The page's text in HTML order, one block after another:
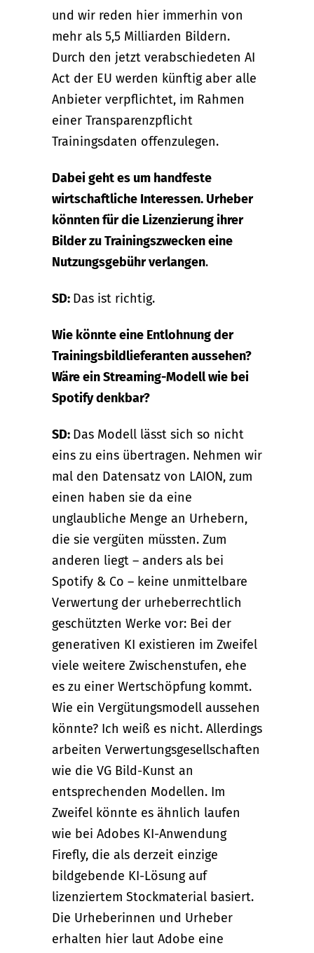
und wir reden hier immerhin von
mehr als 5,5 Milliarden Bildern.
Durch den jetzt verabschiedeten AI
Act der EU werden künftig aber alle
Anbieter verpflichtet, im Rahmen
einer Transparenzpflicht
Trainingsdaten offenzulegen.
Dabei geht es um handfeste
wirtschaftliche Interessen. Urheber
könnten für die Lizenzierung ihrer
Bilder zu Trainingszwecken eine
Nutzungsgebühr verlangen.
SD: Das ist richtig.
Wie könnte eine Entlohnung der
Trainingsbildlieferanten aussehen?
Wäre ein Streaming-Modell wie bei
Spotify denkbar?
SD: Das Modell lässt sich so nicht
eins zu eins übertragen. Nehmen wir
mal den Datensatz von LAION, zum
einen haben sie da eine
unglaubliche Menge an Urhebern,
die sie vergüten müssten. Zum
anderen liegt – anders als bei
Spotify & Co – keine unmittelbare
Verwertung der urheberrechtlich
geschützten Werke vor: Bei der
generativen KI existieren im Zweifel
viele weitere Zwischenstufen, ehe
es zu einer Wertschöpfung kommt.
Wie ein Vergütungsmodell aussehen
könnte? Ich weiß es nicht. Allerdings
arbeiten Verwertungsgesellschaften
wie die VG Bild-Kunst an
entsprechenden Modellen. Im
Zweifel könnte es ähnlich laufen
wie bei Adobes KI-Anwendung
Firefly, die als derzeit einzige
bildgebende KI-Lösung auf
lizenziertem Stockmaterial basiert.
Die Urheberinnen und Urheber
erhalten hier laut Adobe eine